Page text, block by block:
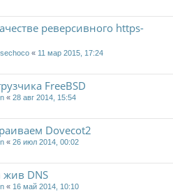
реверсивного https-
« 11 мар 2015, 17:24
FreeBSD
« 28 авг 2014, 15:54
Dovecot2
« 26 июл 2014, 00:02
DNS
« 16 май 2014, 10:10